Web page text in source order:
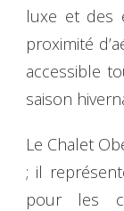
luxe et des
proximité
accessible
saison
Le Chalet
; il
pour les